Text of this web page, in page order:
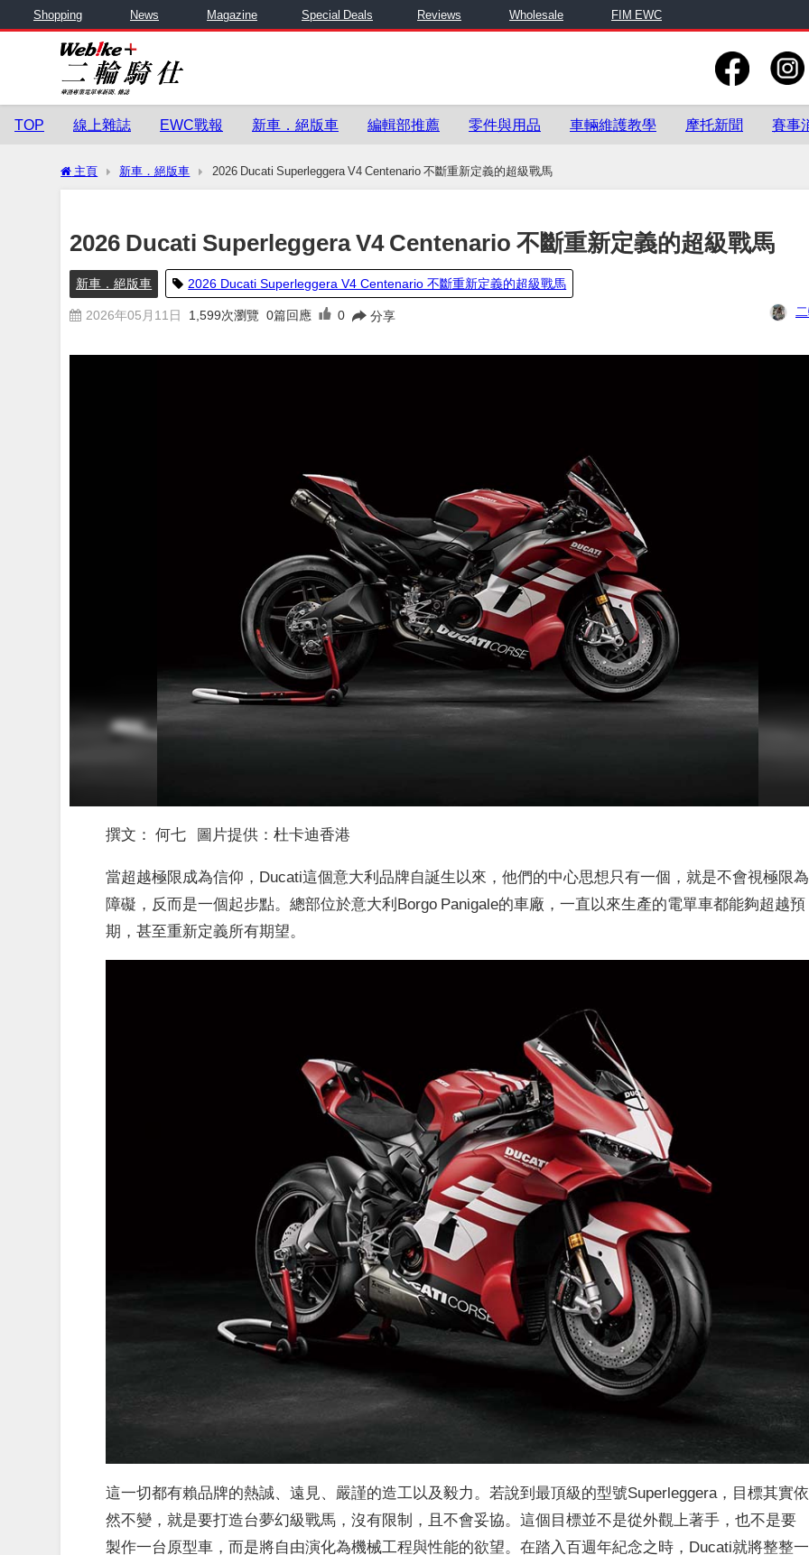
Shopping News Magazine Special Deals Reviews Wholesale FIM EWC
TOP 線上雜誌 EWC戰報 新車．絕版車 編輯部推薦 零件與用品 車輛維護教學 摩托新聞 賽事
主頁 新車．絕版車 2026 Ducati Superleggera V4 Centenario 不斷重新定義的超級戰馬
2026 Ducati Superleggera V4 Centenario 不斷重新定義的超級戰馬
新車．絕版車 2026 Ducati Superleggera V4 Centenario 不斷重新定義的超級戰馬
2026年05月11日 1,599次瀏覽 0篇回應 0 分享
撰文： 何七 圖片提供：杜卡迪香港
當超越極限成為信仰，Ducati這個意大利品牌自誕生以來，他們的中心思想只有一個，就是不會視極限為
障礙，反而是一個起步點。總部位於意大利Borgo Panigale的車廠，一直以來生產的電單車都能夠超越預
期，甚至重新定義所有期望。
這一切都有賴品牌的熱誠、遠見、嚴謹的造工以及毅力。若說到最頂級的型號Superleggera，目標其實依
然不變，就是要打造台夢幻級戰馬，沒有限制，且不會妥協。這個目標並不是從外觀上著手，也不是要
製作一台原型車，而是將自由演化為機械工程與性能的欲望。在踏入百週年紀念之時，Ducati就將整整一